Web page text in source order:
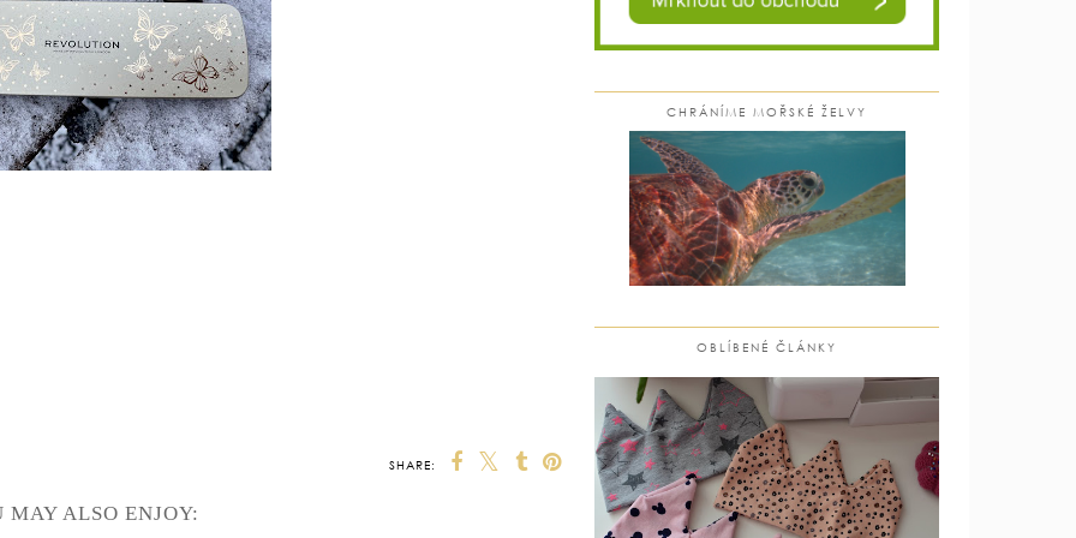
SHARE:
MAY ALSO ENJOY:
CHRÁNÍME MOŘSKÉ ŽELVY
OBLÍBENÉ ČLÁNKY